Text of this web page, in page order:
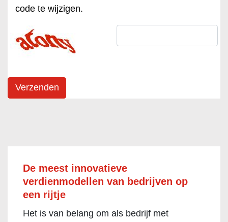
code te wijzigen.
De meest innovatieve
verdienmodellen van bedrijven op
een rijtje
Het is van belang om als bedrijf met